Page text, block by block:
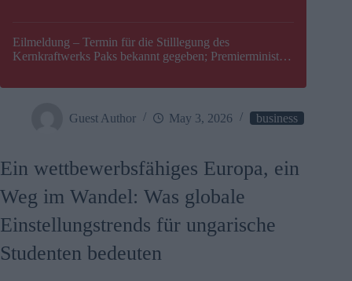
Eilmeldung – Termin für die Stilllegung des
Kernkraftwerks Paks bekannt gegeben; Premierminister
Guest Author May 3, 2026 business
Ein wettbewerbsfähiges Europa, ein
Weg im Wandel: Was globale
Einstellungstrends für ungarische
Studenten bedeuten